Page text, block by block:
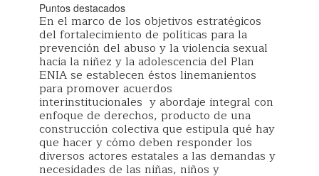
Puntos destacados
En el marco de los objetivos estratégicos
del fortalecimiento de políticas para la
prevención del abuso y la violencia sexual
hacia la niñez y la adolescencia del Plan
ENIA se establecen éstos linemanientos
para promover acuerdos
interinstitucionales y abordaje integral con
enfoque de derechos, producto de una
construcción colectiva que estipula qué hay
que hacer y cómo deben responder los
diversos actores estatales a las demandas y
necesidades de las niñas, niños y